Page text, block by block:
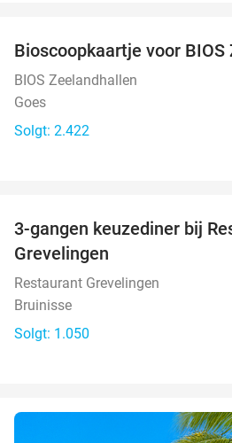
Bioscoopkaartje voor BIOS
BIOS Zeelandhallen
Goes
Solgt: 2.422
3-gangen keuzediner bij
Grevelingen
Restaurant Grevelingen
Bruinisse
Solgt: 1.050